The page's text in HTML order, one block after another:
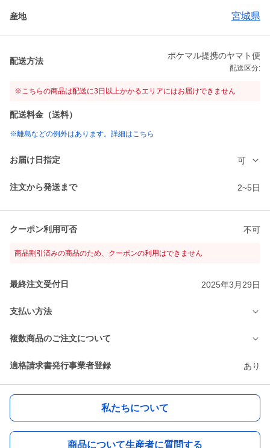
産地 宮城県
配送方法
ポケマル提携のヤマト便
配送区分:
※こちらの商品は配送に3日以上かかるエリアにはお届けできません
配送料金（送料）
※離島などの例外はあります。詳細はこちら
お届け日指定 可
注文から発送まで 2~5日
クーポン利用可否 不可
商品割引済みの商品のため、クーポンの利用はできません
最終注文受付日 2025年3月29日
支払い方法
複数商品のご注文について
適格請求書発行事業者登録 あり
私たちについて
商品について生産者に質問する